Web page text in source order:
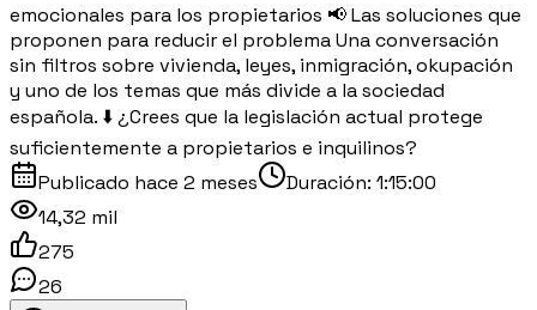
emocionales para los propietarios 📢 Las soluciones que
proponen para reducir el problema Una conversación
sin filtros sobre vivienda, leyes, inmigración, okupación
y uno de los temas que más divide a la sociedad
española. ⬇️ ¿Crees que la legislación actual protege
suficientemente a propietarios e inquilinos?
Publicado hace 2 meses Duración: 1:15:00
14,32 mil
275
26